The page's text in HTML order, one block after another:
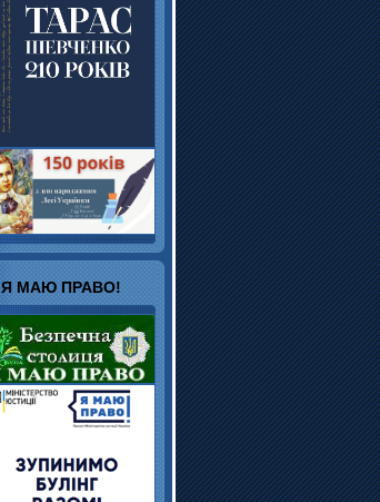
Я МАЮ ПРАВО!